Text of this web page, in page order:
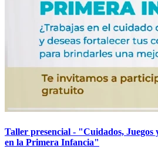
Taller presencial - "Cuidados, Juegos
en la Primera Infancia"